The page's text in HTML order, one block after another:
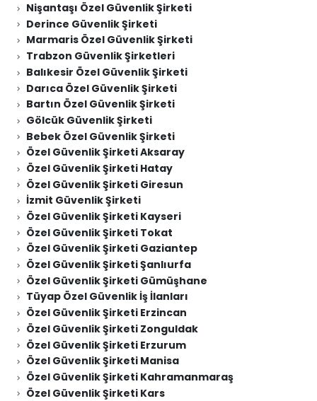
Nişantaşı Özel Güvenlik Şirketi
Derince Güvenlik Şirketi
Marmaris Özel Güvenlik Şirketi
Trabzon Güvenlik Şirketleri
Balıkesir Özel Güvenlik Şirketi
Darıca Özel Güvenlik Şirketi
Bartın Özel Güvenlik Şirketi
Gölcük Güvenlik Şirketi
Bebek Özel Güvenlik Şirketi
Özel Güvenlik Şirketi Aksaray
Özel Güvenlik Şirketi Hatay
Özel Güvenlik Şirketi Giresun
İzmit Güvenlik Şirketi
Özel Güvenlik Şirketi Kayseri
Özel Güvenlik Şirketi Tokat
Özel Güvenlik Şirketi Gaziantep
Özel Güvenlik Şirketi Şanlıurfa
Özel Güvenlik Şirketi Gümüşhane
Tüyap Özel Güvenlik İş İlanları
Özel Güvenlik Şirketi Erzincan
Özel Güvenlik Şirketi Zonguldak
Özel Güvenlik Şirketi Erzurum
Özel Güvenlik Şirketi Manisa
Özel Güvenlik Şirketi Kahramanmaraş
Özel Güvenlik Şirketi Kars